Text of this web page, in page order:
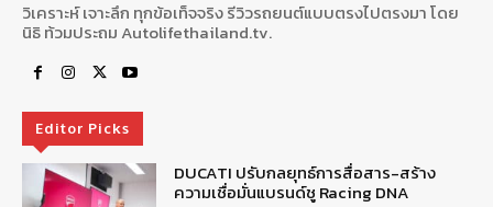
วิเคราะห์ เจาะลึก ทุกข้อเท็จจริง รีวิวรถยนต์แบบตรงไปตรงมา โดย
นิธิ ท้วมประถม Autolifethailand.tv.
Editor Picks
DUCATI ปรับกลยุทธ์การสื่อสาร-สร้าง
ความเชื่อมั่นแบรนด์ชู Racing DNA